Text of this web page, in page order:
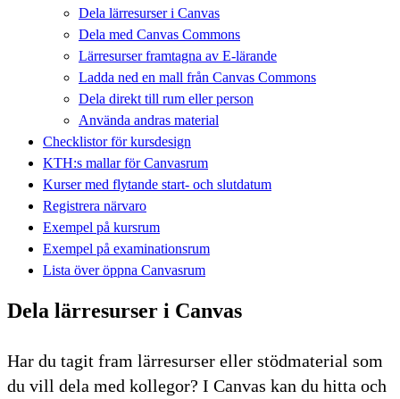
Dela lärresurser i Canvas
Dela med Canvas Commons
Lärresurser framtagna av E-lärande
Ladda ned en mall från Canvas Commons
Dela direkt till rum eller person
Använda andras material
Checklistor för kursdesign
KTH:s mallar för Canvasrum
Kurser med flytande start- och slutdatum
Registrera närvaro
Exempel på kursrum
Exempel på examinationsrum
Lista över öppna Canvasrum
Dela lärresurser i Canvas
Har du tagit fram lärresurser eller stödmaterial som
du vill dela med kollegor? I Canvas kan du hitta och